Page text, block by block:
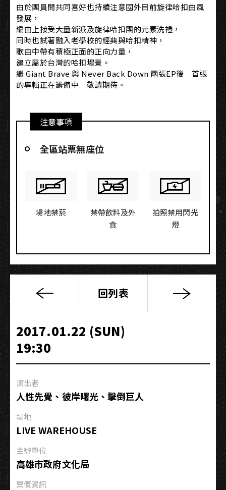
由於團員間共同喜好也持續注意國外目前旋律哈扣曲風
發展，
編曲上接受大量新派及旋律哈扣團的元素洗禮，
同時也試著融入老學校的經典與哈扣精神，
歌曲中帶有積極正面的正向力量，
建立屬於台灣的哈扣場景。
繼 Giant Brave 與 Never Back Down 兩張EP後 首張
的專輯正在籌備中 敬請期待。
注意事項
全區站票無座位
場地禁菸
禁帶飲料及外
食
拍照禁用閃光
燈
盧
仲
2017
春
季
－
雄
Hip-
hop
嘻
回列表
2017.01.22 (SUN)
19:30
演出者
人性先覺、彼岸曙光、擊倒巨人
場地
LIVE WAREHOUSE
主辦單位
高雄市政府文化局
票價資訊